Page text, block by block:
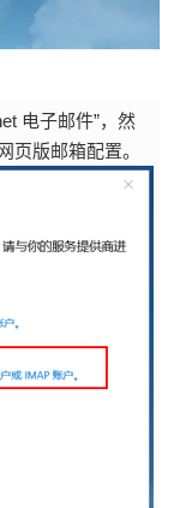
电子邮件”，然
页版邮箱配置。